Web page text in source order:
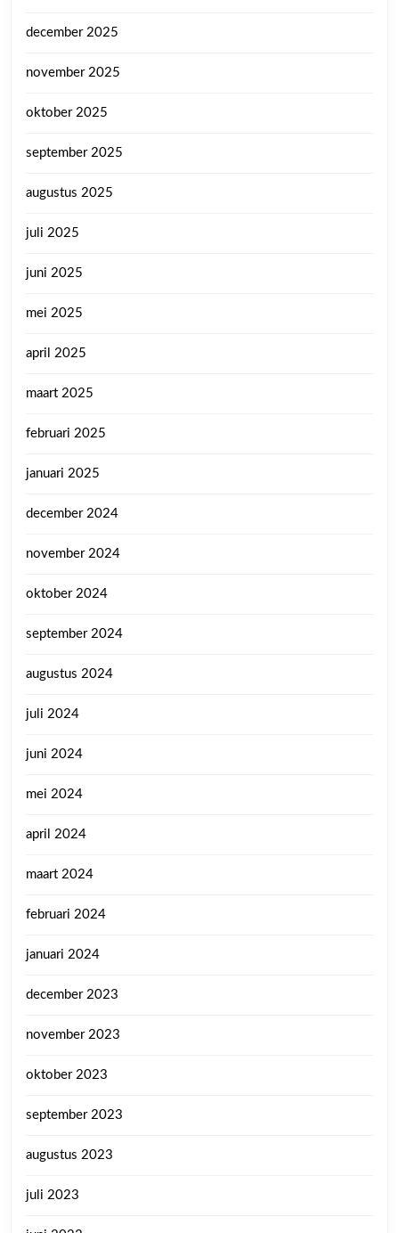
december 2025
november 2025
oktober 2025
september 2025
augustus 2025
juli 2025
juni 2025
mei 2025
april 2025
maart 2025
februari 2025
januari 2025
december 2024
november 2024
oktober 2024
september 2024
augustus 2024
juli 2024
juni 2024
mei 2024
april 2024
maart 2024
februari 2024
januari 2024
december 2023
november 2023
oktober 2023
september 2023
augustus 2023
juli 2023